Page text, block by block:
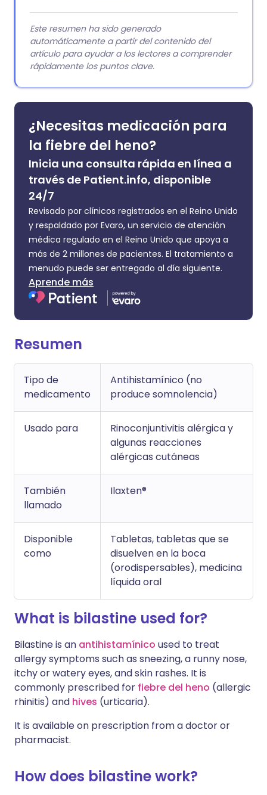
Este resumen ha sido generado
automáticamente a partir del contenido del
artículo para ayudar a los lectores a comprender
rápidamente los puntos clave.
¿Necesitas medicación para
la fiebre del heno?
Inicia una consulta rápida en línea a
través de Patient.info, disponible
24/7
Revisado por clínicos registrados en el Reino Unido
y respaldado por Evaro, un servicio de atención
médica regulado en el Reino Unido que apoya a
más de 2 millones de pacientes. El tratamiento a
menudo puede ser entregado al día siguiente.
Aprende más
Resumen
Tipo de
medicamento
Antihistamínico (no
produce somnolencia)
Usado para
Rinoconjuntivitis alérgica y
algunas reacciones
alérgicas cutáneas
También
llamado
Ilaxten®
Disponible
como
Tabletas, tabletas que se
disuelven en la boca
(orodispersables), medicina
líquida oral
What is bilastine used for?
Bilastine is an antihistamínico used to treat
allergy symptoms such as sneezing, a runny nose,
itchy or watery eyes, and skin rashes. It is
commonly prescribed for fiebre del heno (allergic
rhinitis) and hives (urticaria).
It is available on prescription from a doctor or
pharmacist.
How does bilastine work?